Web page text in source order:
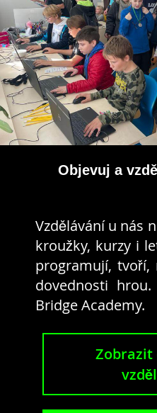
Objevuj a
Vzdělávání u nás
kroužky, kurzy i
programují,
dovednosti
Bridge Academy.
Zobrazit